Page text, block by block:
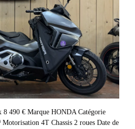
490 € Marque HONDA Catégorie
4T Chassis 2 roues Date de